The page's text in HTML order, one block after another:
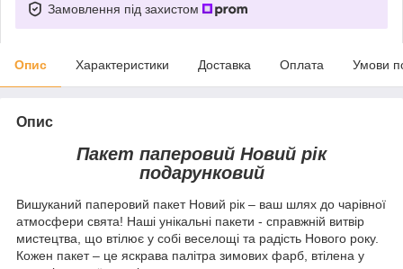
Замовлення під захистом
Опис Характеристики Доставка Оплата Умови
Опис
Пакет паперовий Новий рік
подарунковий
Вишуканий паперовий пакет Новий рік – ваш шлях до чарівної
атмосфери свята! Наші унікальні пакети - справжній витвір
мистецтва, що втілює у собі веселощі та радість Нового року.
Кожен пакет – це яскрава палітра зимових фарб, втілена у